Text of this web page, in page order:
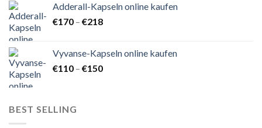
€500
Adderall-Kapseln online kaufen
€170 – €218Preisspanne:
€218
Vyvanse-Kapseln online kaufen
€110 – €150Preisspanne:
BEST SELLING